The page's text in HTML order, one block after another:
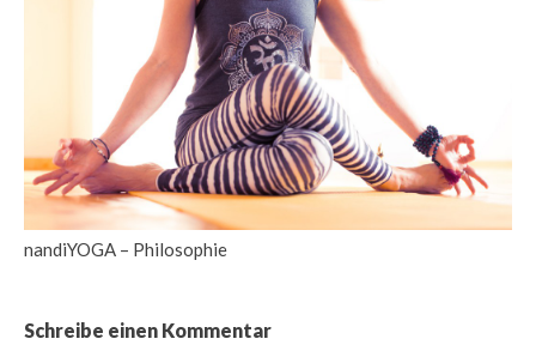
nandiYOGA – Philosophie
Schreibe einen Kommentar